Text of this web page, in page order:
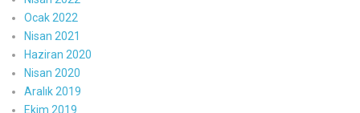
Ocak 2022
Nisan 2021
Haziran 2020
Nisan 2020
Aralık 2019
Ekim 2019